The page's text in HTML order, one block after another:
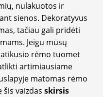
nulakuotos ir
sienos. Dekoratyvus
tačiau gali pridėti
Jeigu mūsų
rėmo tuomet
artimiausiame
matomas rėmo
šis vaizdas skirsis